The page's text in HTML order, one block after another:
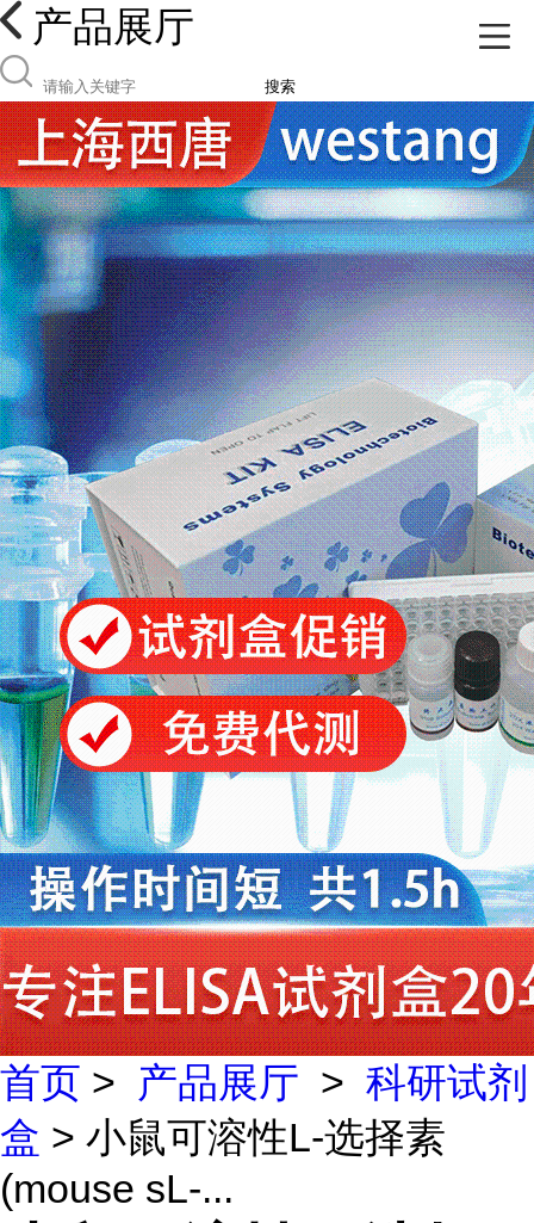
产品展厅
搜索
首页 > 产品展厅 > 科研试剂
盒 > 小鼠可溶性L-选择素
(mouse sL-...